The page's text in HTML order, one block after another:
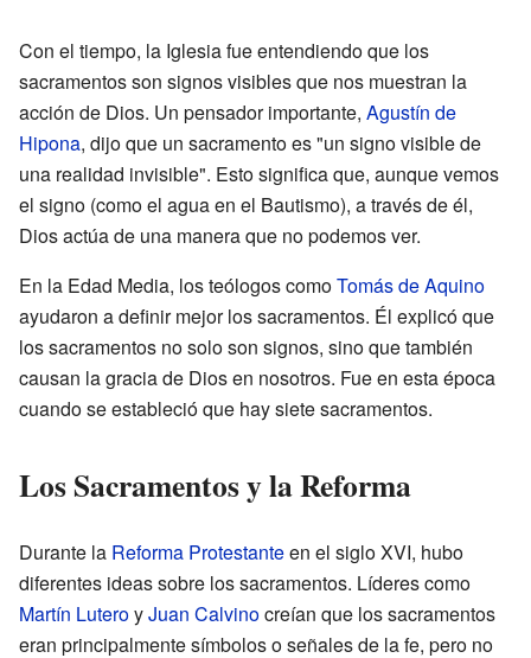
Con el tiempo, la Iglesia fue entendiendo que los
sacramentos son signos visibles que nos muestran la
acción de Dios. Un pensador importante, Agustín de
Hipona, dijo que un sacramento es "un signo visible de
una realidad invisible". Esto significa que, aunque vemos
el signo (como el agua en el Bautismo), a través de él,
Dios actúa de una manera que no podemos ver.
En la Edad Media, los teólogos comoTomás de Aquino
ayudaron a definir mejor los sacramentos. Él explicó que
los sacramentos no solo son signos, sino que también
causan la gracia de Dios en nosotros. Fue en esta época
cuando se estableció que hay siete sacramentos.
Los Sacramentos y la Reforma
Durante la Reforma Protestanteen el siglo XVI, hubo
diferentes ideas sobre los sacramentos. Líderes como
Martín LuteroyJuan Calvinocreían que los sacramentos
eran principalmente símbolos o señales de la fe, pero no